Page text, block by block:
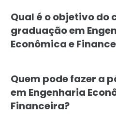
Qual é o objetivo do
graduação em
Econômica e
Quem pode fazer a
em Engenharia
Financeira?